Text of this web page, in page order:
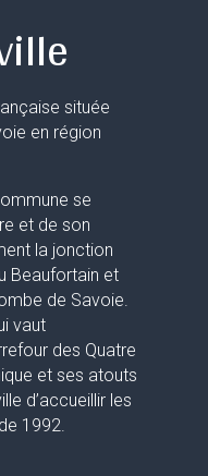
située
en région
se
et de son
la jonction
Beaufortain et
de Savoie.
vaut
des Quatre
et ses atouts
d’accueillir les
1992.